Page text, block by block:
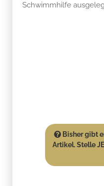
Schwimmhilfe
Bisher gibt
Artikel. Stelle